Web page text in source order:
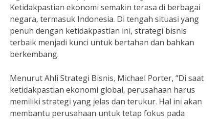
Ketidakpastian ekonomi semakin terasa di berbagai
negara, termasuk Indonesia. Di tengah situasi yang
penuh dengan ketidakpastian ini, strategi bisnis
terbaik menjadi kunci untuk bertahan dan bahkan
berkembang.
Menurut Ahli Strategi Bisnis, Michael Porter, “Di saat
ketidakpastian ekonomi global, perusahaan harus
memiliki strategi yang jelas dan terukur. Hal ini akan
membantu perusahaan untuk tetap fokus pada